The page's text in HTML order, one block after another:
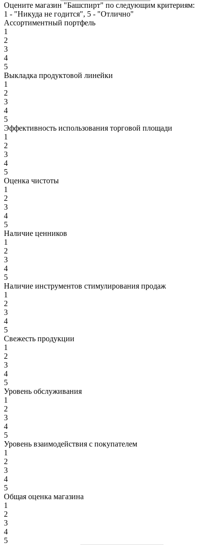
Оцените магазин "Башспирт" по следующим критериям:
1 - "Никуда не годится", 5 - "Отлично"
Ассортиментный портфель
1
2
3
4
5
Выкладка продуктовой линейки
1
2
3
4
5
Эффективность использования торговой площади
1
2
3
4
5
Оценка чистоты
1
2
3
4
5
Наличие ценников
1
2
3
4
5
Наличие инструментов стимулирования продаж
1
2
3
4
5
Свежесть продукции
1
2
3
4
5
Уровень обслуживания
1
2
3
4
5
Уровень взаимодействия с покупателем
1
2
3
4
5
Общая оценка магазина
1
2
3
4
5